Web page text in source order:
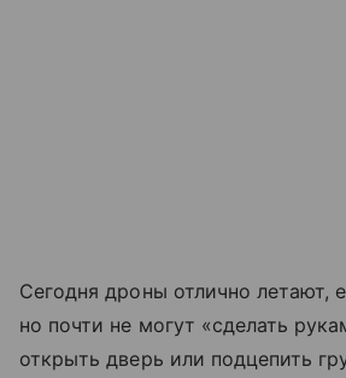
Сегодня дроны отлично летают,
но почти не могут «сделать
открыть дверь или подцепить